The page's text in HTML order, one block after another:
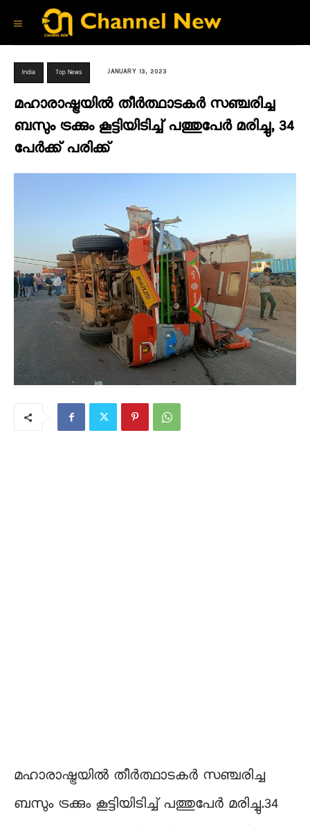
India Top News JANUARY 13, 2023
മഹാരാഷ്ട്രയിൽ തീര്‍ത്ഥാടകര്‍ സഞ്ചരിച്ച
ബസും ട്രക്കും കൂട്ടിയിടിച്ച് പത്തുപേർ മരിച്ചു, 34
പേർക്ക് പരിക്ക്
മഹാരാഷ്ട്രയിൽ തീര്‍ത്ഥാടകര്‍ സഞ്ചരിച്ച
ബസും ട്രക്കും കൂട്ടിയിടിച്ച് പത്തുപേർ മരിച്ചു.34